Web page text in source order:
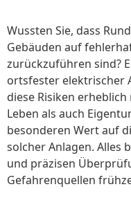
Wussten Sie, dass
Gebäuden auf
zurückzuführen sind?
ortsfester elektrischer
diese Risiken
Leben als auch
besonderen Wert auf
solcher Anlagen. Alles
und präzisen
Gefahrenquellen